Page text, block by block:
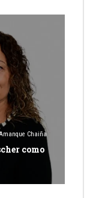
Chaiña
como